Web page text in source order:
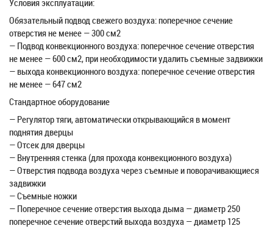
Условия эксплуатации:
Обязательный подвод свежего воздуха: поперечное сечение
отверстия не менее — 300 см2
— Подвод конвекционного воздуха: поперечное сечение отверстия
не менее — 600 см2, при необходимости удалить съемные задвижки
— выхода конвекционного воздуха: поперечное сечение отверстия
не менее — 647 см2
Стандартное оборудование
— Регулятор тяги, автоматически открывающийся в момент
поднятия дверцы
— Отсек для дверцы
— Внутренняя стенка (для прохода конвекционного воздуха)
— Отверстия подвода воздуха через съемные и поворачивающиеся
задвижки
— Съемные ножки
— Поперечное сечение отверстия выхода дыма — диаметр 250
поперечное сечение отверстий выхода воздуха — диаметр 125